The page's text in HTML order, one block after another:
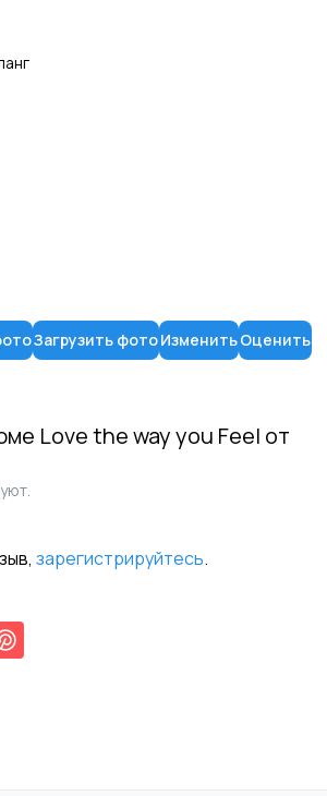
Загрузить фотоИзменитьОценить
Love the way you Feel от
зарегистрируйтесь.